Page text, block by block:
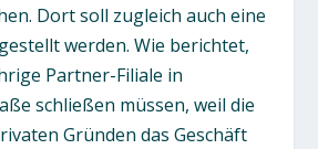
Dort soll zugleich auch eine
werden. Wie berichtet,
Partner-Filiale in
schließen müssen, weil die
Gründen das Geschäft